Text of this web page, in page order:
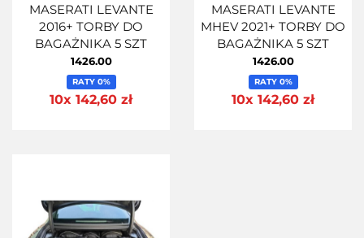
MASERATI LEVANTE
2016+ TORBY DO
BAGAŻNIKA 5 SZT
1426.00
RATY 0%
10x 142,60 zł
MASERATI LEVANTE
MHEV 2021+ TORBY DO
BAGAŻNIKA 5 SZT
1426.00
RATY 0%
10x 142,60 zł